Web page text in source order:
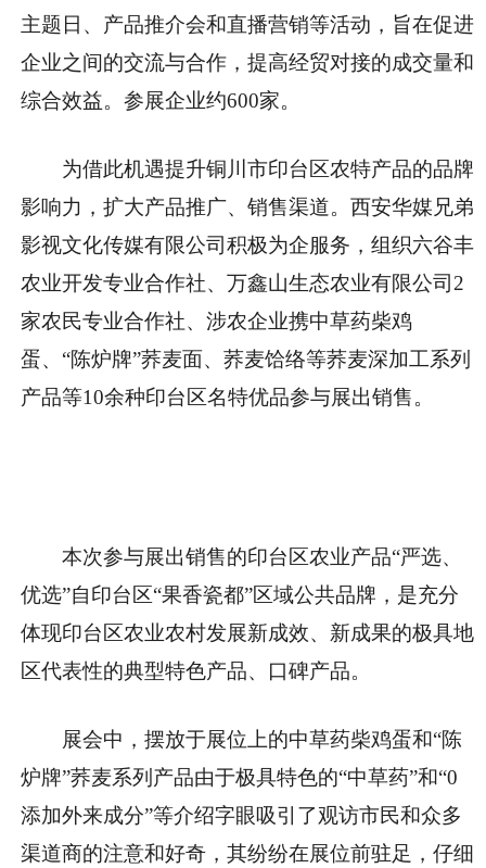
主题日、产品推介会和直播营销等活动，旨在促进
企业之间的交流与合作，提高经贸对接的成交量和
综合效益。参展企业约600家。
为借此机遇提升铜川市印台区农特产品的品牌
影响力，扩大产品推广、销售渠道。 西安华媒兄弟
影视文化传媒有限公司积极为企服务，组织六谷丰
农业开发专业合作社、 万鑫山生态农业有限公司 2
家农民专业合作社、涉农企业携中草药柴鸡
蛋、“陈炉牌”荞麦面、荞麦饸络等荞麦深加工系列
产品等10余种印台区名特优品参与展出销售。
本次参与展出销售的印台区农业产品“严选、
优选”自印台区“果香瓷都”区域公共品牌 ，是充分
体现印台区农业农村发展新成效、新成果的极具地
区代表性的典型特色产品、口碑产品。
展会中，摆放于展位上的中草药柴鸡蛋和“陈
炉牌”荞麦系列产品由于极具特色的“中草药”和“0
添加外来成分”等介绍字眼吸引了观访市民和众多
渠道商的注意和好奇，其纷纷在展位前驻足，仔细